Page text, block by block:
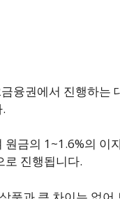
융권에서 진행하는
금의 1~1.6%의 이
로 진행됩니다.